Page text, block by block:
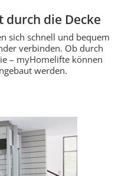
die Decke
sich schnell und bequem
verbinden. Ob durch
– myHomelifte können
werden.